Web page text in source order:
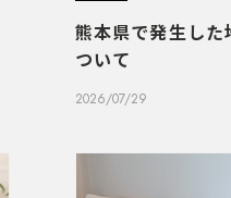
熊本県で発生し
ついて
2026/07/29